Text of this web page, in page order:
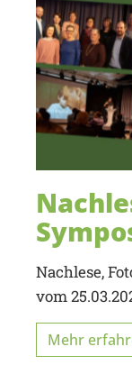
Nachlese,
vom
Mehr